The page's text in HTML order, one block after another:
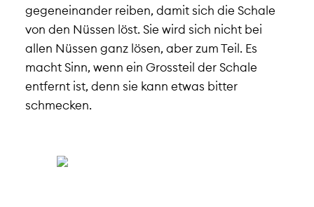
gegeneinander reiben, damit sich die Schale
von den Nüssen löst. Sie wird sich nicht bei
allen Nüssen ganz lösen, aber zum Teil. Es
macht Sinn, wenn ein Grossteil der Schale
entfernt ist, denn sie kann etwas bitter
schmecken.